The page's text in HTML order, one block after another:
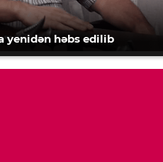
yenidən həbs edilib